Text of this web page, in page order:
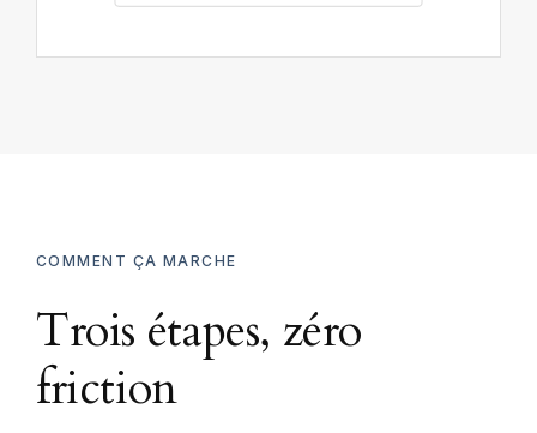
COMMENT ÇA MARCHE
Trois étapes, zéro
friction